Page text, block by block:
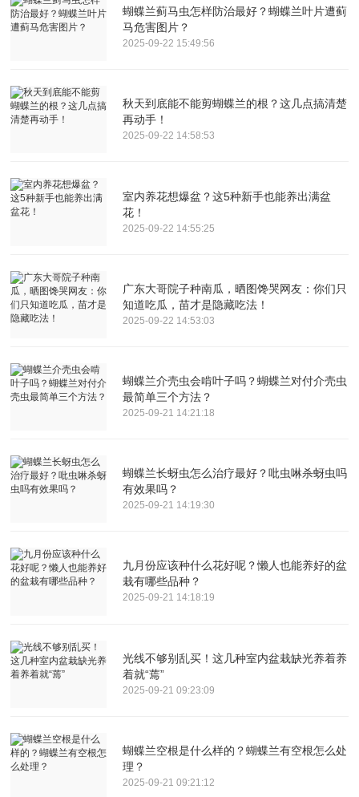
蝴蝶兰蓟马虫怎样防治最好？蝴蝶兰叶片遭蓟
马危害图片？
2025-09-22 15:49:56
秋天到底能不能剪蝴蝶兰的根？这几点搞清楚
再动手！
2025-09-22 14:58:53
室内养花想爆盆？这5种新手也能养出满盆
花！
2025-09-22 14:55:25
广东大哥院子种南瓜，晒图馋哭网友：你们只
知道吃瓜，苗才是隐藏吃法！
2025-09-22 14:53:03
蝴蝶兰介壳虫会啃叶子吗？蝴蝶兰对付介壳虫
最简单三个方法？
2025-09-21 14:21:18
蝴蝶兰长蚜虫怎么治疗最好？吡虫啉杀蚜虫吗
有效果吗？
2025-09-21 14:19:30
九月份应该种什么花好呢？懒人也能养好的盆
栽有哪些品种？
2025-09-21 14:18:19
光线不够别乱买！这几种室内盆栽缺光养着养
着就“蔫”
2025-09-21 09:23:09
蝴蝶兰空根是什么样的？蝴蝶兰有空根怎么处
理？
2025-09-21 09:21:12